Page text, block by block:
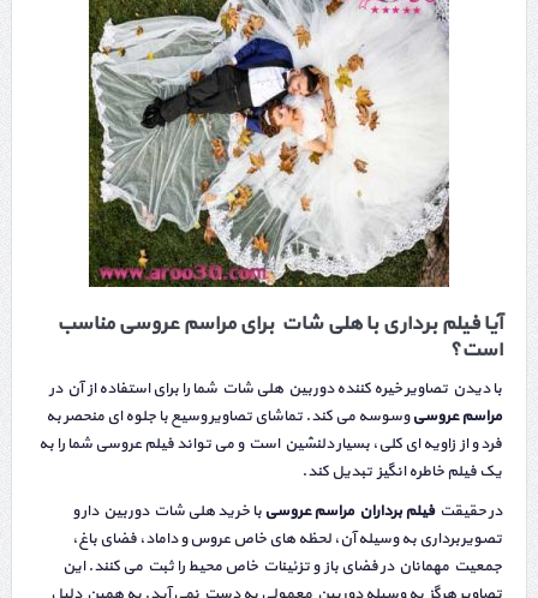
آیا فیلم برداری با هلی شات برای مراسم عروسی مناسب
است؟
با دیدن تصاویر خیره کننده دوربین هلی شات شما را برای استفاده از آن در
مراسم عروسیوسوسه می کند. تماشای تصاویر وسیع با جلوه ای منحصر به
فرد و از زاویه ای کلی، بسیار دلنشین است و می تواند فیلم عروسی شما را به
یک فیلم خاطره انگیز تبدیل کند.
در حقیقتفیلم برداران مراسم عروسی با خرید هلی شات دوربین دار و
تصویربرداری به وسیله آن، لحظه های خاص عروس و داماد، فضای باغ،
جمعیت مهمانان در فضای باز و تزئینات خاص محیط را ثبت می کنند. این